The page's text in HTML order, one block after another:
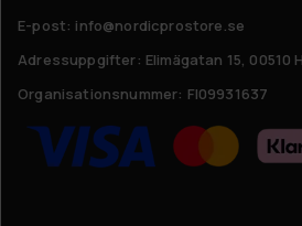
E-post: info@nordicprostore.se
Adressuppgifter: Elimägatan 15,
Organisationsnummer: FI09931637